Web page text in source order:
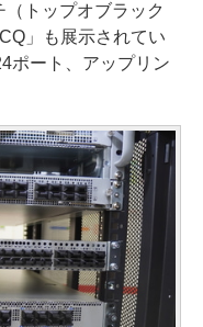
トップオブラック
」も展示されてい
ポート、アップリン